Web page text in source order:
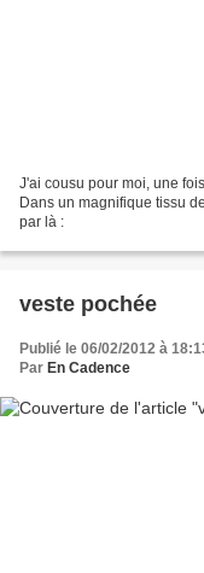
J'ai cousu pour moi, une
Dans un magnifique tissu
par là :
veste pochée
Publié le 06/02/2012 à
Par En Cadence